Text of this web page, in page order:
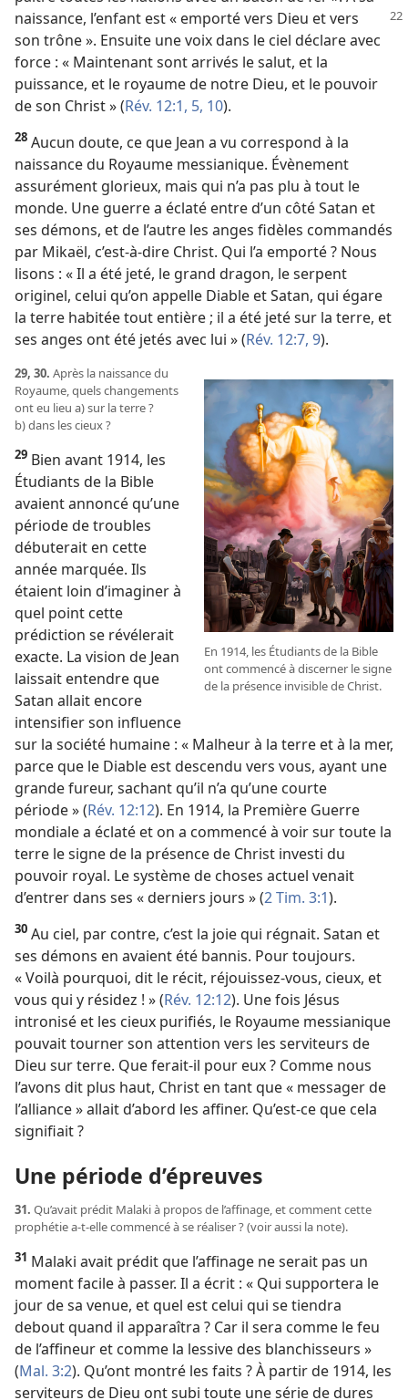
naissance, l’enfant est« emporté vers Dieu et vers
son trône ». Ensuite une voix dans le ciel déclare avec
force : « Maintenant sont arrivés le salut, et la
puissance, et le royaume de notre Dieu, et le pouvoir
de son Christ » (Rév. 12:1, 5, 10).
28 Aucun doute, ce que Jean a vu correspond à la
naissance du Royaume messianique. Évènement
assurément glorieux, mais qui n’a pas plu à tout le
monde. Une guerre a éclaté entre d’un côté Satan et
ses démons, et de l’autre les anges fidèles commandés
par Mikaël, c’est-à-dire Christ. Qui l’a emporté ? Nous
lisons : « Il a été jeté, le grand dragon, le serpent
originel, celui qu’on appelle Diable et Satan, qui égare
la terre habitée tout entière ; il a été jeté sur la terre, et
ses anges ont été jetés avec lui » (Rév. 12:7, 9).
En 1914, les Étudiants de la Bible
ont commencé à discerner le signe
de la présence invisible de Christ.
29, 30. Après la naissance du
Royaume, quels changements
ont eu lieu a) sur la terre ?
b) dans les cieux ?
29 Bien avant 1914, les
Étudiants de la Bible
avaient annoncé qu’une
période de troubles
débuterait en cette
année marquée. Ils
étaient loin d’imaginer à
quel point cette
prédiction se révélerait
exacte. La vision de Jean
laissait entendre que
Satan allait encore
intensifier son influence
sur la société humaine : « Malheur à la terre et à la mer,
parce que le Diable est descendu vers vous, ayant une
grande fureur, sachant qu’il n’a qu’une courte
période » (Rév. 12:12). En 1914, la Première Guerre
mondiale a éclaté et on a commencé à voir sur toute la
terre le signe de la présence de Christ investi du
pouvoir royal. Le système de choses actuel venait
d’entrer dans ses « derniers jours » (2 Tim. 3:1).
30 Au ciel, par contre, c’est la joie qui régnait. Satan et
ses démons en avaient été bannis. Pour toujours.
« Voilà pourquoi, dit le récit, réjouissez-​vous, cieux, et
vous qui y résidez ! » (Rév. 12:12). Une fois Jésus
intronisé et les cieux purifiés, le Royaume messianique
pouvait tourner son attention vers les serviteurs de
Dieu sur terre. Que ferait-​il pour eux ? Comme nous
l’avons dit plus haut, Christ en tant que « messager de
l’alliance » allait d’abord les affiner. Qu’est-​ce que cela
signifiait ?
Une période d’épreuves
31. Qu’avait prédit Malaki à propos de l’affinage, et comment cette
prophétie a-​t-​elle commencé à se réaliser ? (voir aussi la note).
31 Malaki avait prédit que l’affinage ne serait pas un
moment facile à passer. Il a écrit : « Qui supportera le
jour de sa venue, et quel est celui qui se tiendra
debout quand il apparaîtra ? Car il sera comme le feu
de l’affineur et comme la lessive des blanchisseurs »
(Mal. 3:2). Qu’ont montré les faits ? À partir de 1914, les
serviteurs de Dieu ont subi toute une série de dures